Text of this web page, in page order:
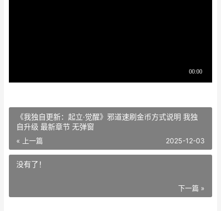
《我独自更新：起立·觉醒》邪道速刷金币方式说明 我独
自升级 最新章节 无弹窗
« 上一篇 2025-12-03
没有了！
下一篇 »